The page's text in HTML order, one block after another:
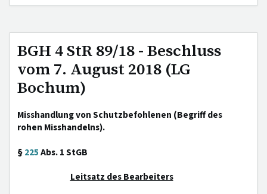
BGH 4 StR 89/18 - Beschluss
vom 7. August 2018 (LG
Bochum)
Misshandlung von Schutzbefohlenen (Begriff des
rohen Misshandelns).
§225Abs. 1 StGB
Leitsatz des Bearbeiters